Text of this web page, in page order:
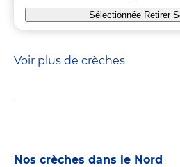
Sélectionnée Retirer
Voir plus de crèches
Nos crèches dans le Nord